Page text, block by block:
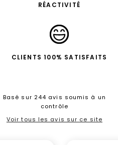
RÉACTIVITÉ
CLIENTS 100% SATISFAITS
Basé sur 244 avis soumis à un
contrôle
Voir tous les avis sur ce site